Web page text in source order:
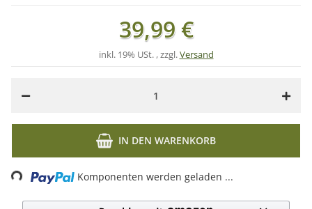
39,99 €
inkl. 19% USt. , zzgl.Versand
IN DEN WARENKORB
Loading... Komponenten werden geladen ...